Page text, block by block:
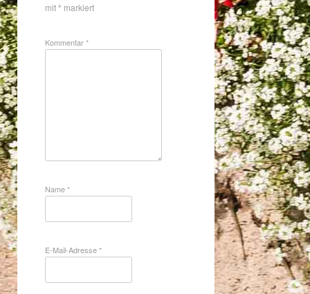
mit* markiert
Kommentar*
Name*
E-Mail-Adresse*